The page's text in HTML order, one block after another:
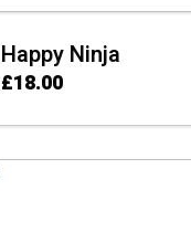
Happy Ninja
£18.00